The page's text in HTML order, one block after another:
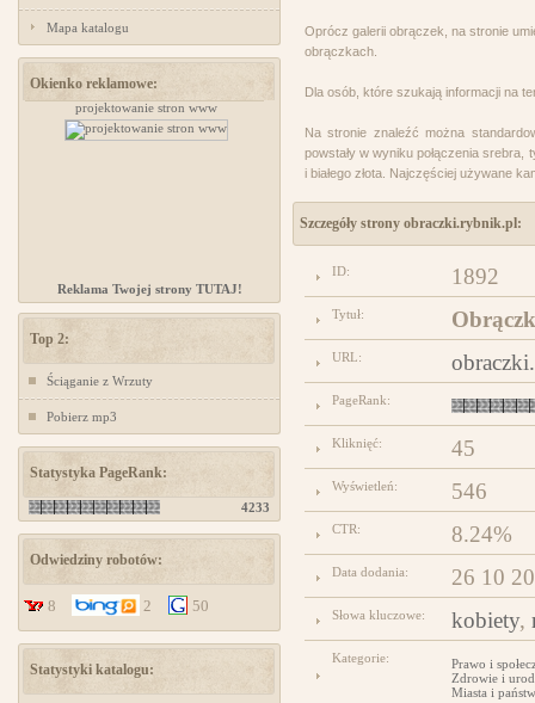
Mapa katalogu
Okienko reklamowe:
projektowanie stron www
Reklama Twojej strony TUTAJ!
Top 2:
Ściąganie z Wrzuty
Pobierz mp3
Statystyka PageRank:
4233
Odwiedziny robotów:
8 2 50
Statystyki katalogu:
Oprócz galerii obrączek, na stronie
obrączkach.
Dla osób, które szukają informacji na
Na stronie znaleźć można
powstały w wyniku połączenia
i białego złota. Najczęściej używane
Szczegóły strony obraczki.rybnik.pl:
ID: 1892
Tytuł:
URL:
PageRank:
Kliknięć: 45
Wyświetleń: 546
CTR: 8.24%
Data dodania: 26 10
Słowa kluczowe: kobiety,
Kategorie:
Prawo i
Zdrowie i
Miasta i